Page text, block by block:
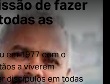
de fazer
as
em 1977 com o
a viverem
discípulos em todas